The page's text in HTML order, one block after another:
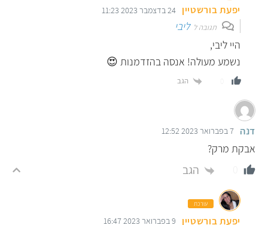
יפעת בורשטיין 24 בדצמבר 2023 11:23
תגובה לליבי
היי ליבי,
נשמע מעולה! אנסה בהזדמנות 😍
הגב
דנה 7 בפברואר 2023 12:52
אבקת מרק?
הגב
עורכת
יפעת בורשטיין 9 בפברואר 2023 16:47